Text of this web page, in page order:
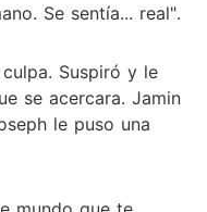
Se sentía... real".
Suspiró y le
se acercara. Jamin
le puso una